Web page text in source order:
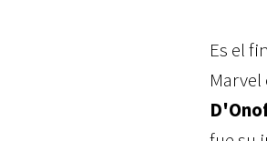
Es el